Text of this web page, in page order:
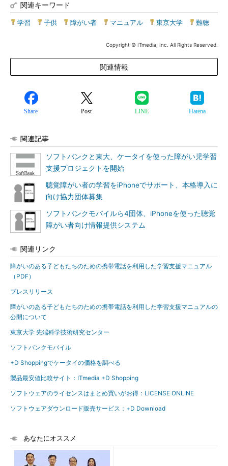
関連キーワード
学習 子供 障がい者 マニュアル 東京大学 難聴
Copyright © ITmedia, Inc. All Rights Reserved.
関連情報
Share Post LINE Hatena
関連記事
ソフトバンクと東大、ケータイを使った障がい児学習
支援プロジェクトを開始
聴覚障がい者の学習をiPhoneでサポート、本格導入に
向け協力団体募集
ソフトバンクモバイルら4団体、iPhoneを使った聴覚
障がい者向け情報提供システム
関連リンク
障がいのある子どもたちのための携帯電話を利用した学習支援マニュアル
（PDF）
プレスリリース
障がいのある子どもたちのための携帯電話を利用した学習支援マニュアルの
公開について
東京大学 先端科学技術研究センター
ソフトバンクモバイル
+D Shoppingでケータイの価格を調べる
製品最安値比較サイト：ITmedia +D Shopping
ソフトウェアのライセンスはまとめ買いがお得：LICENSE ONLINE
ソフトウェアダウンロード販売サービス：+D Download
あなたにオススメ